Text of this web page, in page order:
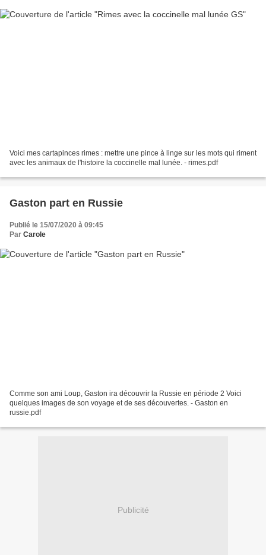
Voici mes cartapinces rimes : mettre une pince à linge sur les mots qui riment
avec les animaux de l'histoire la coccinelle mal lunée. - rimes.pdf
Gaston part en Russie
Publié le 15/07/2020 à 09:45
Par Carole
Comme son ami Loup, Gaston ira découvrir la Russie en période 2 Voici
quelques images de son voyage et de ses découvertes. - Gaston en
russie.pdf
Publicité